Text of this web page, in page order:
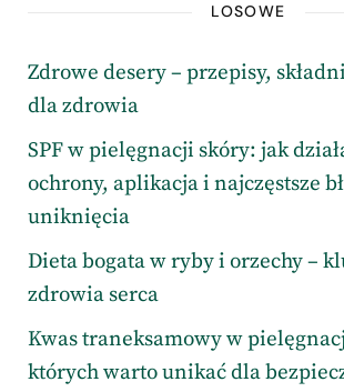
LOSOWE
Zdrowe desery – przepisy,
dla zdrowia
SPF w pielęgnacji skóry: jak
ochrony, aplikacja i najczęstsze
uniknięcia
Dieta bogata w ryby i orzechy –
zdrowia serca
Kwas traneksamowy w
których warto unikać dla